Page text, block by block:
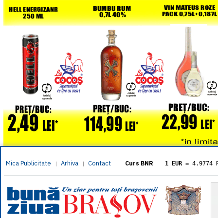
Mica Publicitate | Arhiva | Contact Curs BNR 1 EUR = 4.9774
= 5.8304
1 XAU= 464.4611
1 AED= 1.1933
1 AUD= 2.7957
1 BGN= 2.5449